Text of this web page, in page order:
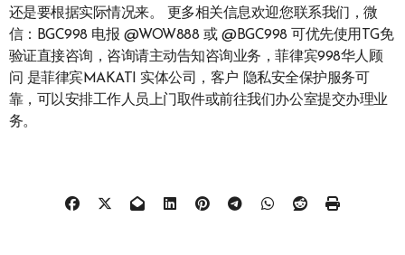
还是要根据实际情况来。 更多相关信息欢迎您联系我们，微
信：BGC998 电报 @WOW888 或 @BGC998 可优先使用TG免
验证直接咨询，咨询请主动告知咨询业务，菲律宾998华人顾
问 是菲律宾MAKATI 实体公司，客户 隐私安全保护服务可
靠，可以安排工作人员上门取件或前往我们办公室提交办理业
务。